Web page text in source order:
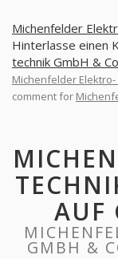
Michenfelder
Hinterlasse einen
technik GmbH &
Michenfelder Elektro-
comment for
AUF
GMBH &